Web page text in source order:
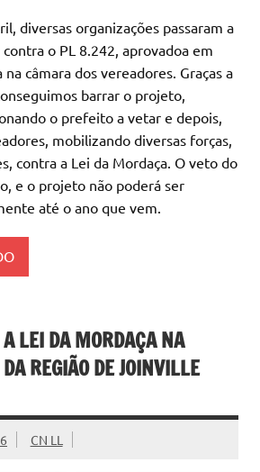
diversas organizações passaram a
o PL 8.242, aprovadoa em
câmara dos vereadores. Graças a
barrar o projeto,
o prefeito a vetar e depois,
mobilizando diversas forças,
contra a Lei da Mordaça. O veto do
e o projeto não poderá ser
até o ano que vem.
LEI DA MORDAÇA NA
REGIÃO DE JOINVILLE
CN LL